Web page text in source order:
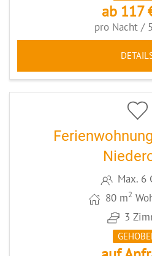
ab 117
pro Nacht /
4
Max. 6
80 m2
3